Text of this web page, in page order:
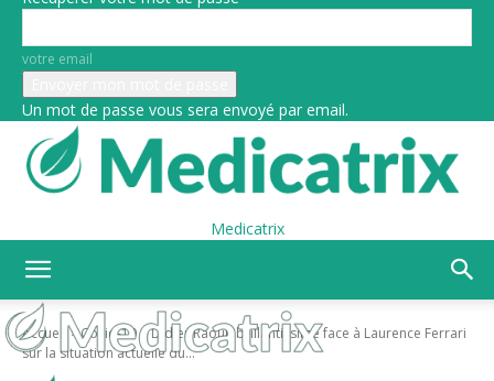
votre email
Un mot de passe vous sera envoyé par email.
Medicatrix
Accueil Covid-19
Didier Raoult brillantissime face à Laurence Ferrari
sur la situation actuelle du...